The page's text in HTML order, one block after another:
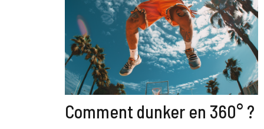
Comment dunker en 360° ?